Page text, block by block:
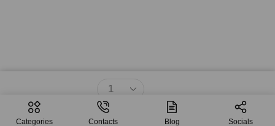
$58.43
Agregar Al Carrito
Categories Contacts Blog Socials